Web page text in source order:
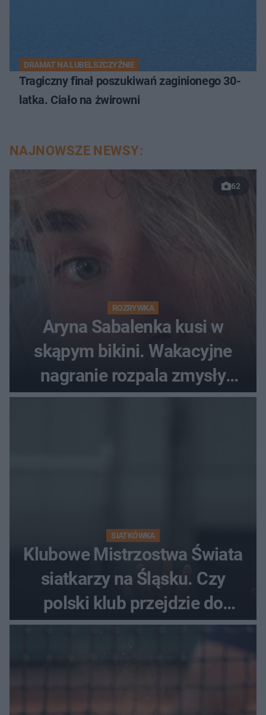
DRAMAT NA LUBELSZCZYŹNIE
Tragiczny finał poszukiwań zaginionego 30-
latka. Ciało na żwirowni
NAJNOWSZE NEWSY:
62
ROZRYWKA
Aryna Sabalenka kusi w
skąpym bikini. Wakacyjne
nagranie rozpala zmysły
fanów
SIATKÓWKA
Klubowe Mistrzostwa Świata
siatkarzy na Śląsku. Czy
polski klub przejdzie do
historii